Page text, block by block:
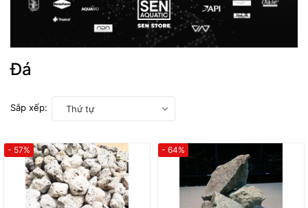
Đá
Sắp xếp: Thứ tự
- 57% - 64%